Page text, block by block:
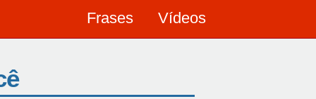
Frases Vídeos